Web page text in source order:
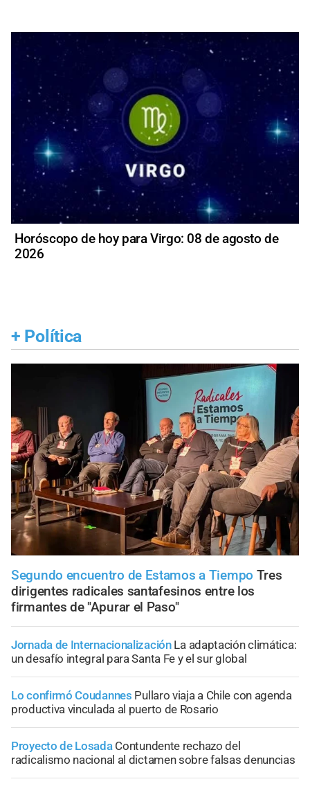
Horóscopo de hoy para Virgo: 08 de agosto de
2026
+ Política
Segundo encuentro de Estamos a Tiempo Tres
dirigentes radicales santafesinos entre los
firmantes de "Apurar el Paso"
Jornada de Internacionalización La adaptación climática:
un desafío integral para Santa Fe y el sur global
Lo confirmó Coudannes Pullaro viaja a Chile con agenda
productiva vinculada al puerto de Rosario
Proyecto de Losada Contundente rechazo del
radicalismo nacional al dictamen sobre falsas denuncias